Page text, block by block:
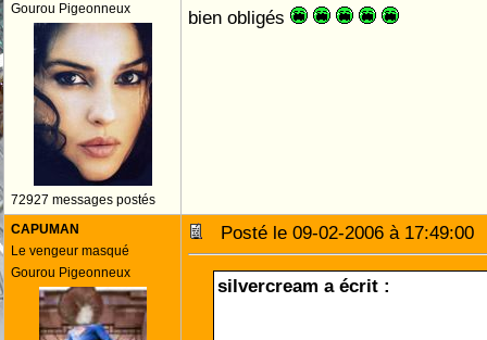
Gourou Pigeonneux
72927 messages postés
bien obligés
CAPUMAN
Le vengeur masqué
Gourou Pigeonneux
Posté le 09-02-2006 à
silvercream a écrit :